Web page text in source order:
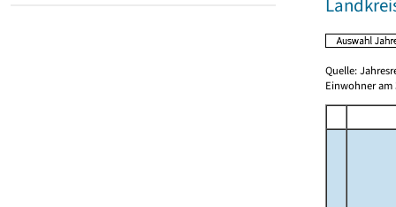
Quelle:
Einwohner am